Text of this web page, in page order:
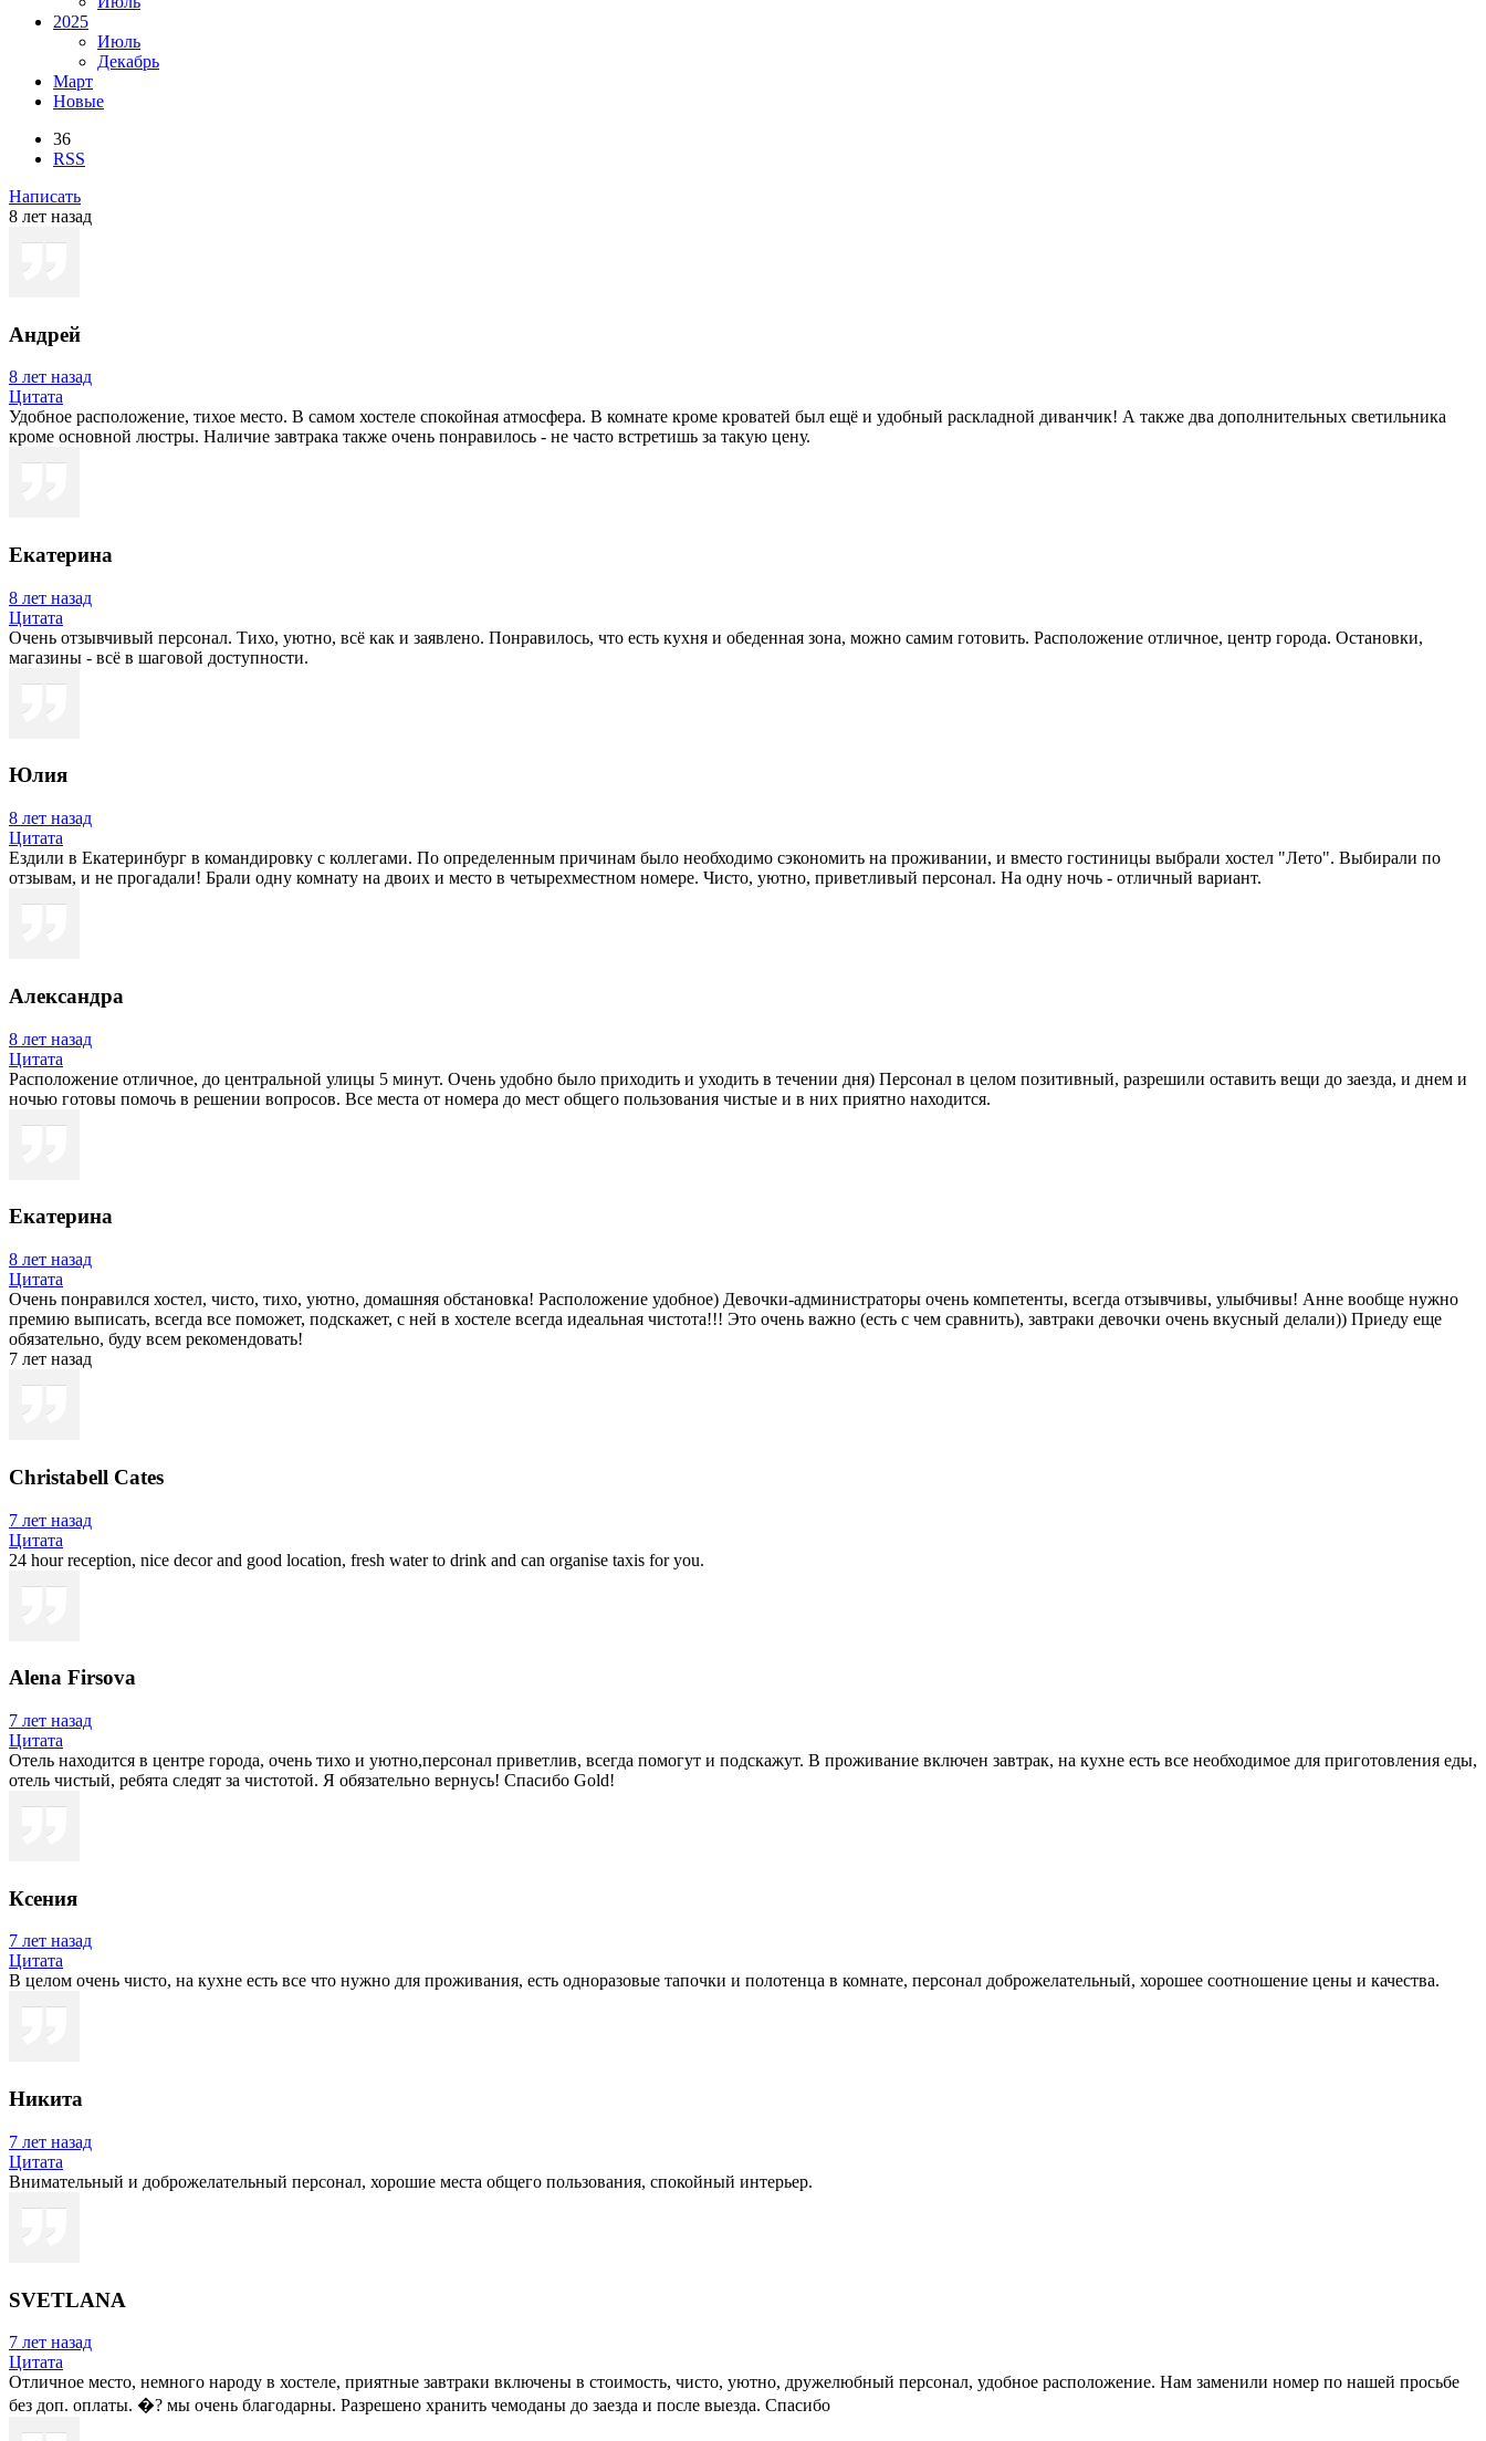
2025
Июль
Декабрь
Март
Новые
36
RSS
Написать
8 лет назад
Андрей
8 лет назад
Цитата
Удобное расположение, тихое место. В самом хостеле спокойная атмосфера. В комнате кроме кроватей был ещё и удобный раскладной диванчик! А также два дополнительных светильника
кроме основной люстры. Наличие завтрака также очень понравилось - не часто встретишь за такую цену.
Екатерина
8 лет назад
Цитата
Очень отзывчивый персонал. Тихо, уютно, всё как и заявлено. Понравилось, что есть кухня и обеденная зона, можно самим готовить. Расположение отличное, центр города. Остановки,
магазины - всё в шаговой доступности.
Юлия
8 лет назад
Цитата
Ездили в Екатеринбург в командировку с коллегами. По определенным причинам было необходимо сэкономить на проживании, и вместо гостиницы выбрали хостел "Лето". Выбирали по
отзывам, и не прогадали! Брали одну комнату на двоих и место в четырехместном номере. Чисто, уютно, приветливый персонал. На одну ночь - отличный вариант.
Александра
8 лет назад
Цитата
Расположение отличное, до центральной улицы 5 минут. Очень удобно было приходить и уходить в течении дня) Персонал в целом позитивный, разрешили оставить вещи до заезда, и днем и
ночью готовы помочь в решении вопросов. Все места от номера до мест общего пользования чистые и в них приятно находится.
Екатерина
8 лет назад
Цитата
Очень понравился хостел, чисто, тихо, уютно, домашняя обстановка! Расположение удобное) Девочки-администраторы очень компетенты, всегда отзывчивы, улыбчивы! Анне вообще нужно
премию выписать, всегда все поможет, подскажет, с ней в хостеле всегда идеальная чистота!!! Это очень важно (есть с чем сравнить), завтраки девочки очень вкусный делали)) Приеду еще
обязательно, буду всем рекомендовать!
7 лет назад
Christabell Cates
7 лет назад
Цитата
24 hour reception, nice decor and good location, fresh water to drink and can organise taxis for you.
Alena Firsova
7 лет назад
Цитата
Отель находится в центре города, очень тихо и уютно,персонал приветлив, всегда помогут и подскажут. В проживание включен завтрак, на кухне есть все необходимое для приготовления еды,
отель чистый, ребята следят за чистотой. Я обязательно вернусь! Спасибо Gold!
Ксения
7 лет назад
Цитата
В целом очень чисто, на кухне есть все что нужно для проживания, есть одноразовые тапочки и полотенца в комнате, персонал доброжелательный, хорошее соотношение цены и качества.
Никита
7 лет назад
Цитата
Внимательный и доброжелательный персонал, хорошие места общего пользования, спокойный интерьер.
SVETLANA
7 лет назад
Цитата
Отличное место, немного народу в хостеле, приятные завтраки включены в стоимость, чисто, уютно, дружелюбный персонал, удобное расположение. Нам заменили номер по нашей просьбе
без доп. оплаты. �? мы очень благодарны. Разрешено хранить чемоданы до заезда и после выезда. Спасибо